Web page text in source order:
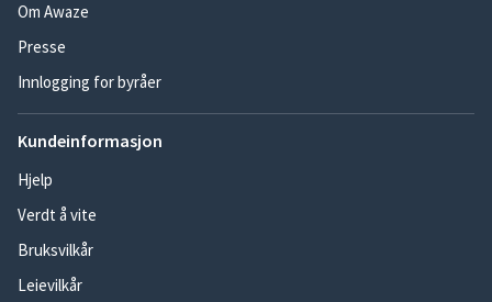
Om Awaze
Presse
Innlogging for byråer
Kundeinformasjon
Hjelp
Verdt å vite
Bruksvilkår
Leievilkår